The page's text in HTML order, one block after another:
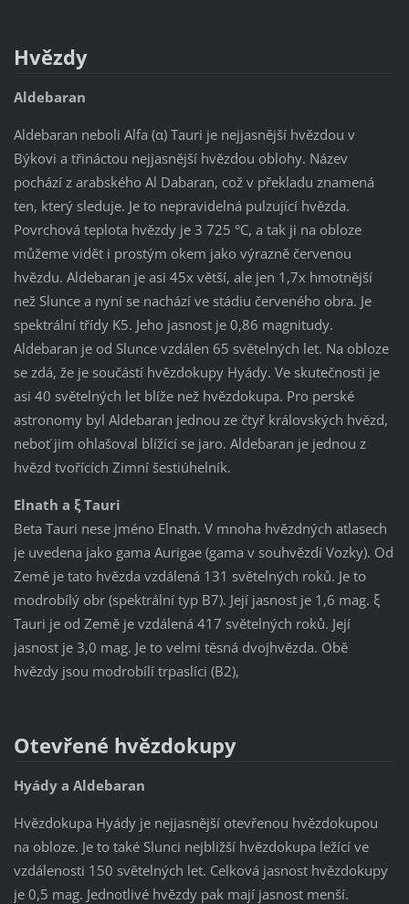
Hvězdy
Aldebaran
Aldebaran neboli Alfa (α) Tauri je nejjasnější hvězdou v
Býkovi a třináctou nejjasnější hvězdou oblohy. Název
pochází z arabského Al Dabaran, což v překladu znamená
ten, který sleduje. Je to nepravidelná pulzující hvězda.
Povrchová teplota hvězdy je 3 725 °C, a tak ji na obloze
můžeme vidět i prostým okem jako výrazně červenou
hvězdu. Aldebaran je asi 45x větší, ale jen 1,7x hmotnější
než Slunce a nyní se nachází ve stádiu červeného obra. Je
spektrální třídy K5. Jeho jasnost je 0,86 magnitudy.
Aldebaran je od Slunce vzdálen 65 světelných let. Na obloze
se zdá, že je součástí hvězdokupy Hyády. Ve skutečnosti je
asi 40 světelných let blíže než hvězdokupa. Pro perské
astronomy byl Aldebaran jednou ze čtyř královských hvězd,
neboť jim ohlašoval blížící se jaro. Aldebaran je jednou z
hvězd tvořících Zimní šestiúhelník.
Elnath a ξ Tauri
Beta Tauri nese jméno Elnath. V mnoha hvězdných atlasech
je uvedena jako gama Aurigae (gama v souhvězdí Vozky). Od
Země je tato hvězda vzdálená 131 světelných roků. Je to
modrobílý obr (spektrální typ B7). Její jasnost je 1,6 mag. ξ
Tauri je od Země je vzdálená 417 světelných roků. Její
jasnost je 3,0 mag. Je to velmi těsná dvojhvězda. Obě
hvězdy jsou modrobílí trpaslíci (B2),
Otevřené hvězdokupy
Hyády a Aldebaran
Hvězdokupa Hyády je nejjasnější otevřenou hvězdokupou
na obloze. Je to také Slunci nejbližší hvězdokupa ležící ve
vzdálenosti 150 světelných let. Celková jasnost hvězdokupy
je 0,5 mag. Jednotlivé hvězdy pak mají jasnost menší.